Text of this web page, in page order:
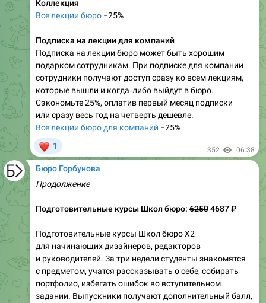
Коллекция
Все лекции бюро −25%
Подписка на лекции для компаний
Подписка на лекции бюро может быть хорошим
подарком сотрудникам. При подписке для компании
сотрудники получают доступ сразу ко всем лекциям,
которые вышли и когда‑либо выйдут в бюро.
Сэкономьте 25%, оплатив первый месяц подписки
или сразу весь год на четверть дешевле.
Все лекции бюро для компаний −25%
1 352 06:38
Бюро Горбунова
Продолжение
Подготовительные курсы Школ бюро: 62504687 ₽
Подготовительные курсы Школ бюро X2
для начинающих дизайнеров, редакторов
и руководителей. За три недели студенты знакомятся
с предметом, учатся рассказывать о себе, собирать
портфолио, избегать ошибок во вступительном
задании. Выпускники получают дополнительный балл,